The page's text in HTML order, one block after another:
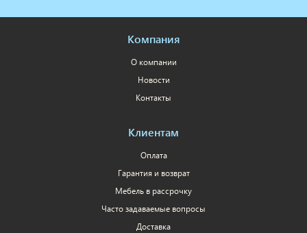
Компания
О компании
Новости
Контакты
Клиентам
Оплата
Гарантия и возврат
Мебель в рассрочку
Часто задаваемые вопросы
Доставка